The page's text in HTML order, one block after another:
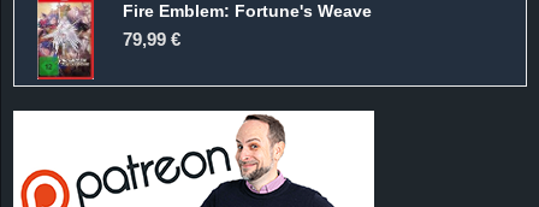
Fire Emblem: Fortune's Weave
79,99 €